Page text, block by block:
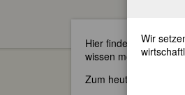
Hier finden Sie - im
wissen möchten oder
Zum heutigen Datum
Wir